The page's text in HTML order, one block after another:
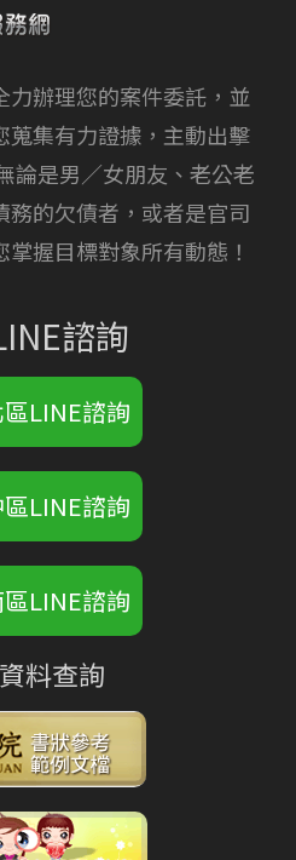
力辦理您的案件委託，並
蒐集有力證據，主動出擊
論是男／女朋友、老公老
務的欠債者，或者是官司
握目標對象所有動態！
諮詢
LINE諮詢
區LINE諮詢
LINE諮詢
料查詢